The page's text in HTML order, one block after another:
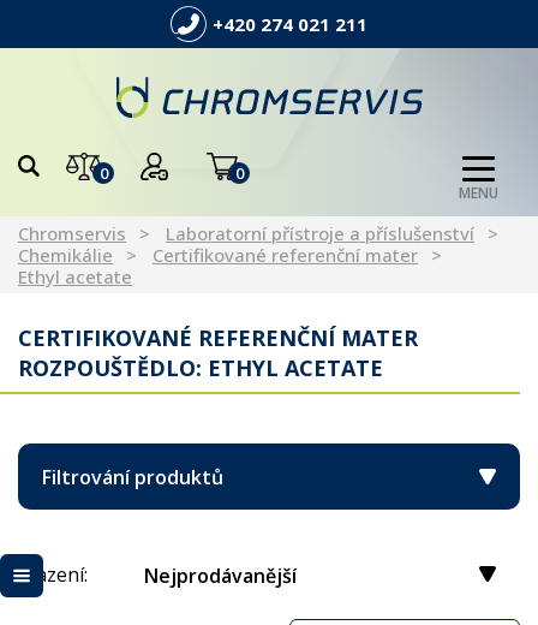
+420 274 021 211
0 0
MENU
Chromservis
Laboratorní přístroje a příslušenství
Chemikálie
Certifikované referenční mater
Ethyl acetate
CERTIFIKOVANÉ REFERENČNÍ MATER
ROZPOUŠTĚDLO: ETHYL ACETATE
Filtrování produktů
Řazení: Nejprodávanější